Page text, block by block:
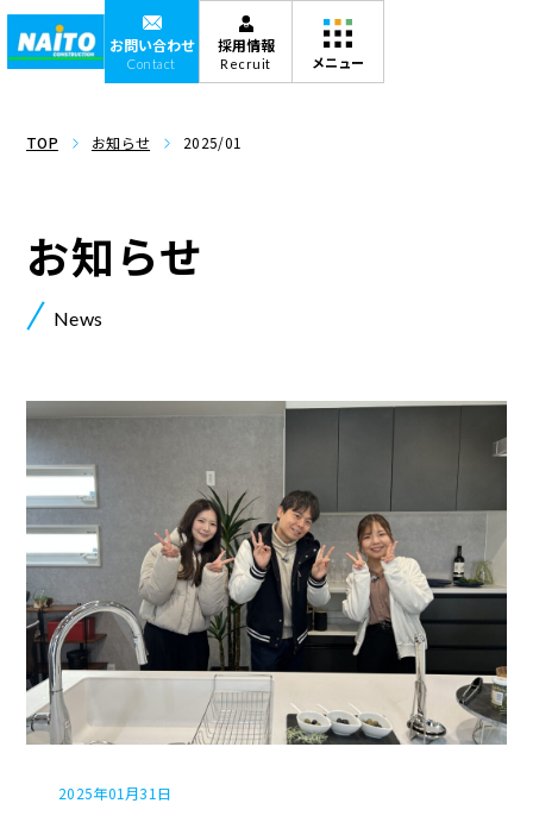
お問い合わせ
Contact
採用情報
Recruit
TOP お知らせ 2025/01
News
お知らせ
2025年01月31日